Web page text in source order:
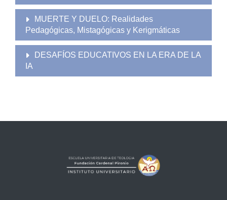
MUERTE Y DUELO: Realidades
Pedagógicas, Mistagógicas y Kerigmáticas
DESAFÍOS EDUCATIVOS EN LA ERA DE LA
IA